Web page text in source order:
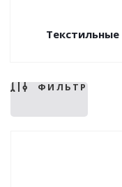
Текстильные
ФИЛЬТР